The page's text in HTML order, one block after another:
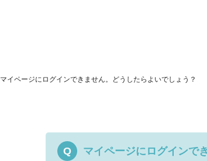
マイページにログインできません。どうしたらよいでしょう？
Q マイページにログインで